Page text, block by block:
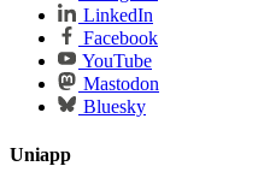
LinkedIn
Facebook
YouTube
Mastodon
Bluesky
Uniapp